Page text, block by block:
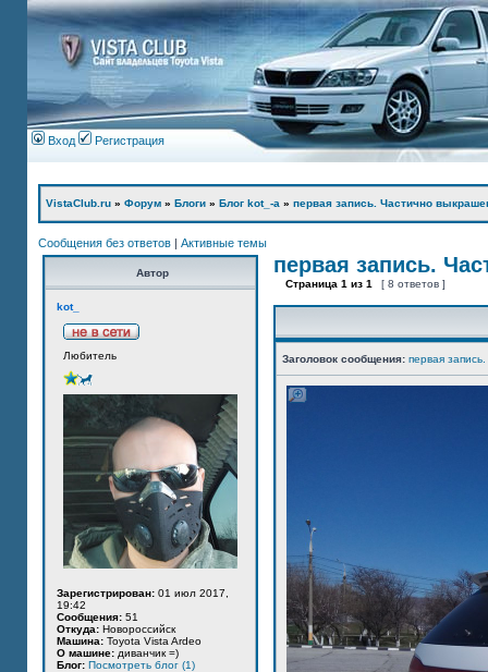
Вход Регистрация
VistaClub.ru » Форум » Блоги » Блог kot_-а » первая запись. Частично
Сообщения без ответов | Активные темы
Автор
kot_
Любитель
Зарегистрирован: 01 июл 2017,
19:42
Сообщения: 51
Откуда: Новороссийск
Машина: Toyota Vista Ardeo
О машине: диванчик =)
Блог: Посмотреть блог (1)
первая запись.
Страница 1 из 1 [ 8 ответов ]
Заголовок сообщения: первая